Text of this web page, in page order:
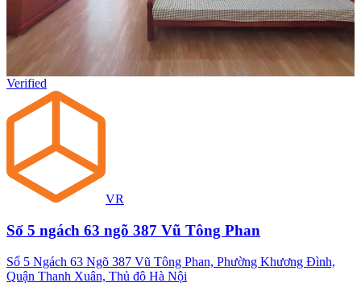
Verified
VR
Số 5 ngách 63 ngõ 387 Vũ Tông Phan
Số 5 Ngách 63 Ngõ 387 Vũ Tông Phan, Phường Khương Đình,
Quận Thanh Xuân, Thủ đô Hà Nội